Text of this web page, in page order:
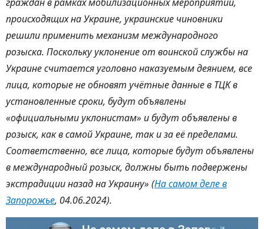
происходящих на Украине, украинские чиновники
решили применить механизм международного
розыска. Поскольку уклонение от воинской службы на
Украине считается уголовно наказуемым деянием, все
лица, которые не обновят учётные данные в ТЦК в
установленные сроки, будут объявлены
«официальными уклонистам» и будут объявлены в
розыск, как в самой Украине, так и за её пределами.
Соответственно, все лица, которые будут объявлены
в международный розыск, должны быть подвержены
экстрадиции назад на Украину» (На самом деле в
Запорожье, 04.06.2024).